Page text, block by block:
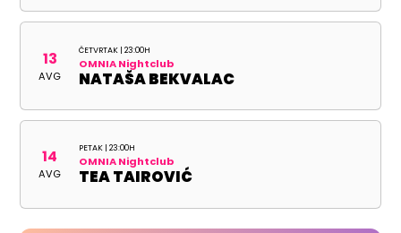
13
AVG
ČETVRTAK | 23:00H
OMNIA Nightclub
NATAŠA BEKVALAC
14
AVG
PETAK | 23:00H
OMNIA Nightclub
TEA TAIROVIĆ